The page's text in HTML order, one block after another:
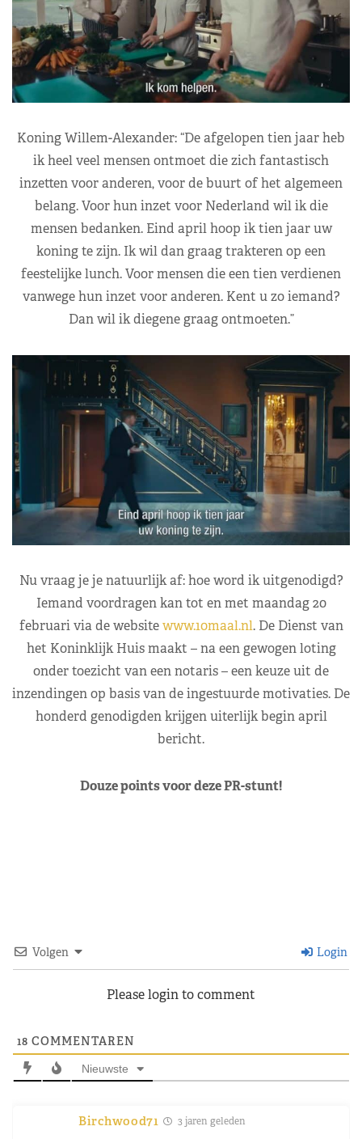
Koning Willem-Alexander: “De afgelopen tien jaar heb
ik heel veel mensen ontmoet die zich fantastisch
inzetten voor anderen, voor de buurt of het algemeen
belang. Voor hun inzet voor Nederland wil ik die
mensen bedanken. Eind april hoop ik tien jaar uw
koning te zijn. Ik wil dan graag trakteren op een
feestelijke lunch. Voor mensen die een tien verdienen
vanwege hun inzet voor anderen. Kent u zo iemand?
Dan wil ik diegene graag ontmoeten.”
Nu vraag je je natuurlijk af: hoe word ik uitgenodigd?
Iemand voordragen kan tot en met maandag 20
februari via de websitewww.10maal.nl. De Dienst van
het Koninklijk Huis maakt – na een gewogen loting
onder toezicht van een notaris – een keuze uit de
inzendingen op basis van de ingestuurde motivaties. De
honderd genodigden krijgen uiterlijk begin april
bericht.
Douze points voor deze PR-stunt!
Volgen Login
Please login to comment
18 COMMENTAREN
Nieuwste
Birchwood71 3 jaren geleden